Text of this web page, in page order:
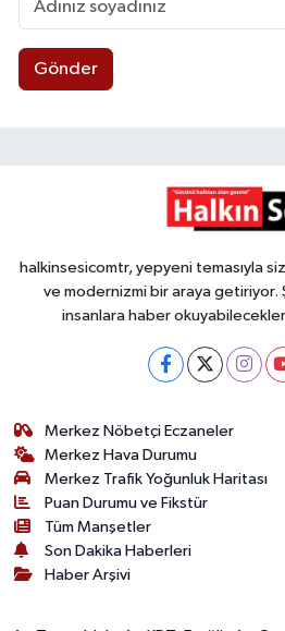
Gönder
halkinsesicomtr, yepyeni temasıyla
ve modernizmi bir araya getiriyor.
insanlara haber
Merkez Nöbetçi Eczaneler
Merkez Hava Durumu
Merkez Trafik Yoğunluk Haritası
Puan Durumu ve Fikstür
Tüm Manşetler
Son Dakika Haberleri
Haber Arşivi